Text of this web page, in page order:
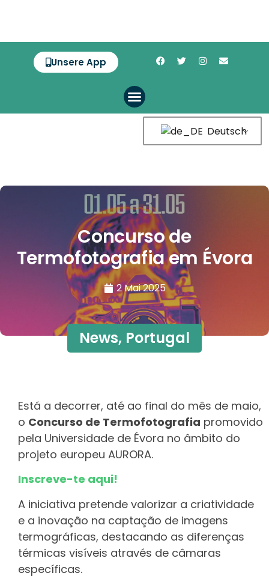
Unsere App
Deutsch
Concurso de
Termofotografia em Évora
2 Mai 2025
News, Portugal
Está a decorrer, até ao final do mês de maio,
o Concurso de Termofotografia promovido
pela Universidade de Évora no âmbito do
projeto europeu AURORA.
Inscreve-te aqui!
A iniciativa pretende valorizar a criatividade
e a inovação na captação de imagens
termográficas, destacando as diferenças
térmicas visíveis através de câmaras
específicas.